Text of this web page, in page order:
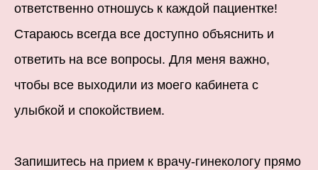
ответственно отношусь к каждой пациентке!
Стараюсь всегда все доступно объяснить и
ответить на все вопросы. Для меня важно,
чтобы все выходили из моего кабинета с
улыбкой и спокойствием.
Запишитесь на прием к врачу-гинекологу прямо